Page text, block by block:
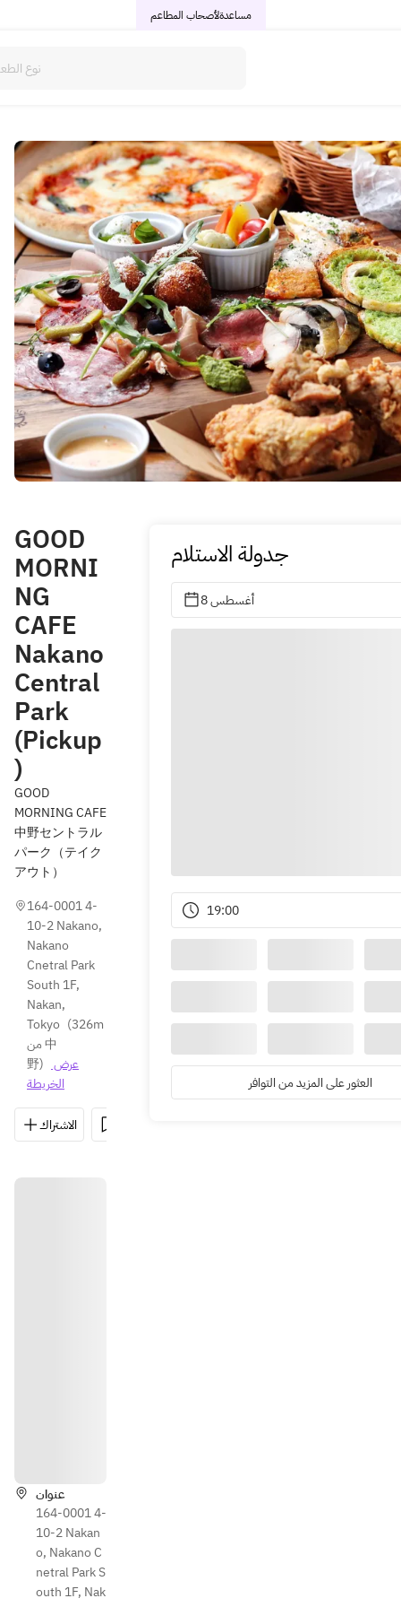
لأصحاب المطاعممساعدة
GOOD
MORNI
NG
CAFE
Nakano
Central
Park
(Pickup
)
GOOD
MORNING CAFE
中野セントラル
パーク（テイク
アウト）
164-0001 4-
10-2 Nakano,
Nakano
Cnetral Park
South 1F,
Nakan,
Tokyo (326m
من 中
野)
عرض
الخريطة
الاشتراك
عنوان
164-0001 4-
10-2 Nakan
o, Nakano C
netral Park S
outh 1F, Nak
جدولة الاستلام
8 أغسطس
19:00
العثور على المزيد من التوافر